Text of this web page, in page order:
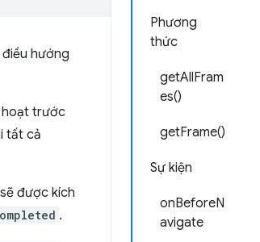
Phương
thức
getAllFram
es()
getFrame()
Sự kiện
onBeforeN
avigate
hướng
hoạt trước
tất cả
sẽ được kích
.